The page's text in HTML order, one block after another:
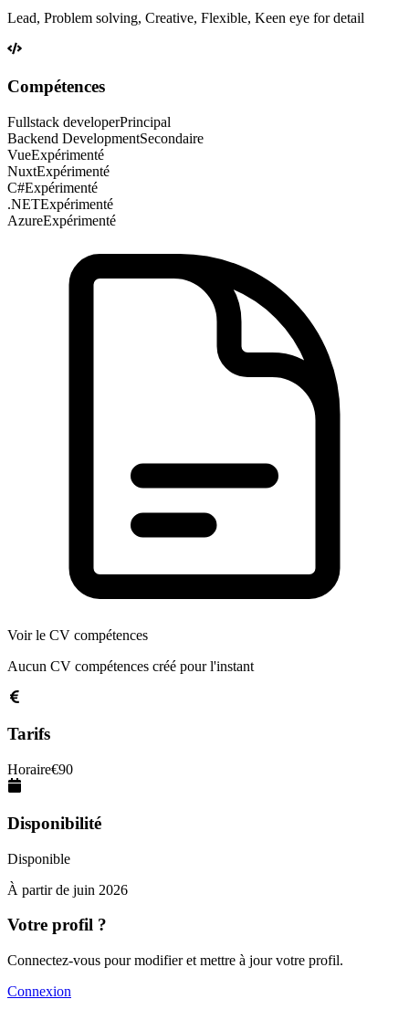
Lead, Problem solving, Creative, Flexible, Keen eye for detail
Compétences
Fullstack developerPrincipal
Backend DevelopmentSecondaire
VueExpérimenté
NuxtExpérimenté
C#Expérimenté
.NETExpérimenté
AzureExpérimenté
Voir le CV compétences
Aucun CV compétences créé pour l'instant
Tarifs
Horaire€90
Disponibilité
Disponible
À partir de juin 2026
Votre profil ?
Connectez-vous pour modifier et mettre à jour votre profil.
Connexion